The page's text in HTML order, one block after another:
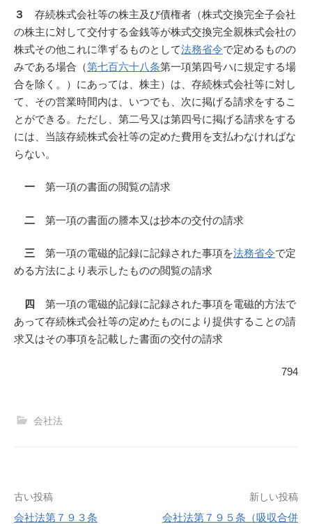
３
存続株式会社等の株主及び債権者（株式交換完全子会社
の株主に対して交付する金銭等が株式交換完全親株式会社の
株式その他これに準ずるものとして法務省令で定めるものの
みである場合（第七百六十八条第一項第四号ハに規定する場
合を除く。）にあっては、株主）は、存続株式会社等に対し
て、その営業時間内は、いつでも、次に掲げる請求をするこ
とができる。ただし、第二号又は第四号に掲げる請求をする
には、当該存続株式会社等の定めた費用を支払わなければな
らない。
一 第一項の書面の閲覧の請求
二 第一項の書面の謄本又は抄本の交付の請求
三 第一項の電磁的記録に記録された事項を法務省令で定
める方法により表示したものの閲覧の請求
四 第一項の電磁的記録に記録された事項を電磁的方法で
あって存続株式会社等の定めたものにより提供することの請
求又はその事項を記載した書面の交付の請求
794
会社法
投
古い投稿
会社法第７９３条
新しい投稿
会社法第７９５条（吸収合併